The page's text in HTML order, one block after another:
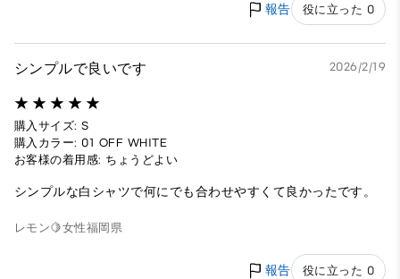
報告 役に立った 0
シンプルで良いです 2026/2/19
購入サイズ: S
購入カラー: 01 OFF WHITE
お客様の着用感: ちょうどよい
シンプルな白シャツで何にでも合わせやすくて良かったです。
レモン🍋女性福岡県
報告 役に立った 0